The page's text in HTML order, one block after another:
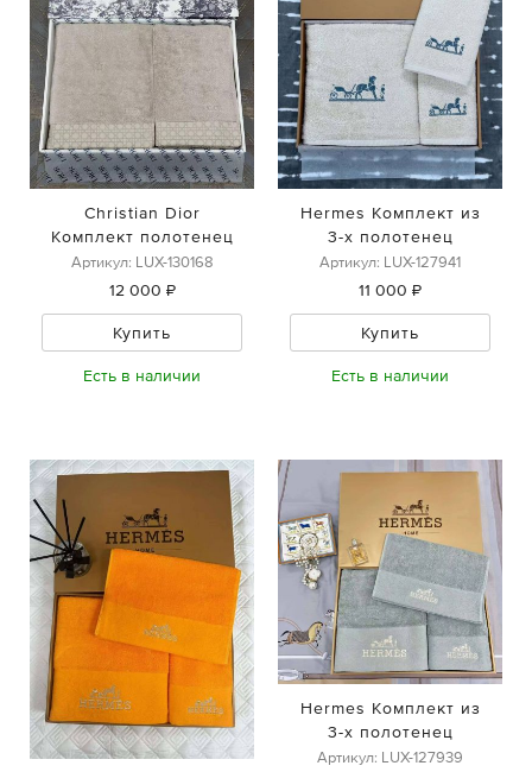
Christian Dior
Комплект полотенец
Артикул: LUX-130168
12 000 ₽
Купить
Есть в наличии
Hermes Комплект из
3-х полотенец
Артикул: LUX-127941
11 000 ₽
Купить
Есть в наличии
Hermes Комплект из
3-х полотенец
Артикул: LUX-127939